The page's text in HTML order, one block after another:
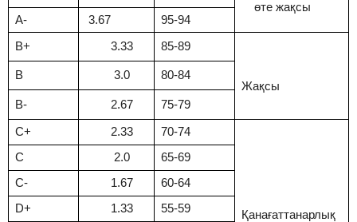
өте жақсы
A-
3.67
95-94
B+
3.33 85-89
Жақсы
B 3.0 80-84
B- 2.67
75-79
C+
2.33 70-74
Қанағаттанарлық
C 2.0
65-69
C-
1.67
60-64
D+
1.33
55-59